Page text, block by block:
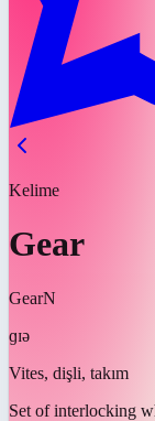
Kelime
Gear
GearN
ɡɪə
Vites, dişli, takım
Set of interlocking